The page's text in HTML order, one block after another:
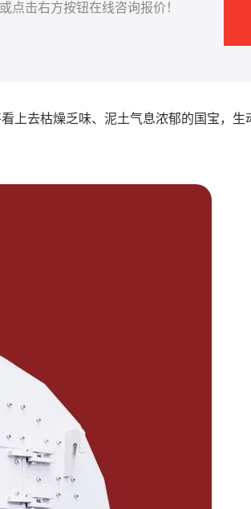
点击右方按钮在线咨询报价！
上去枯燥乏味、泥土气息浓郁的国宝，生